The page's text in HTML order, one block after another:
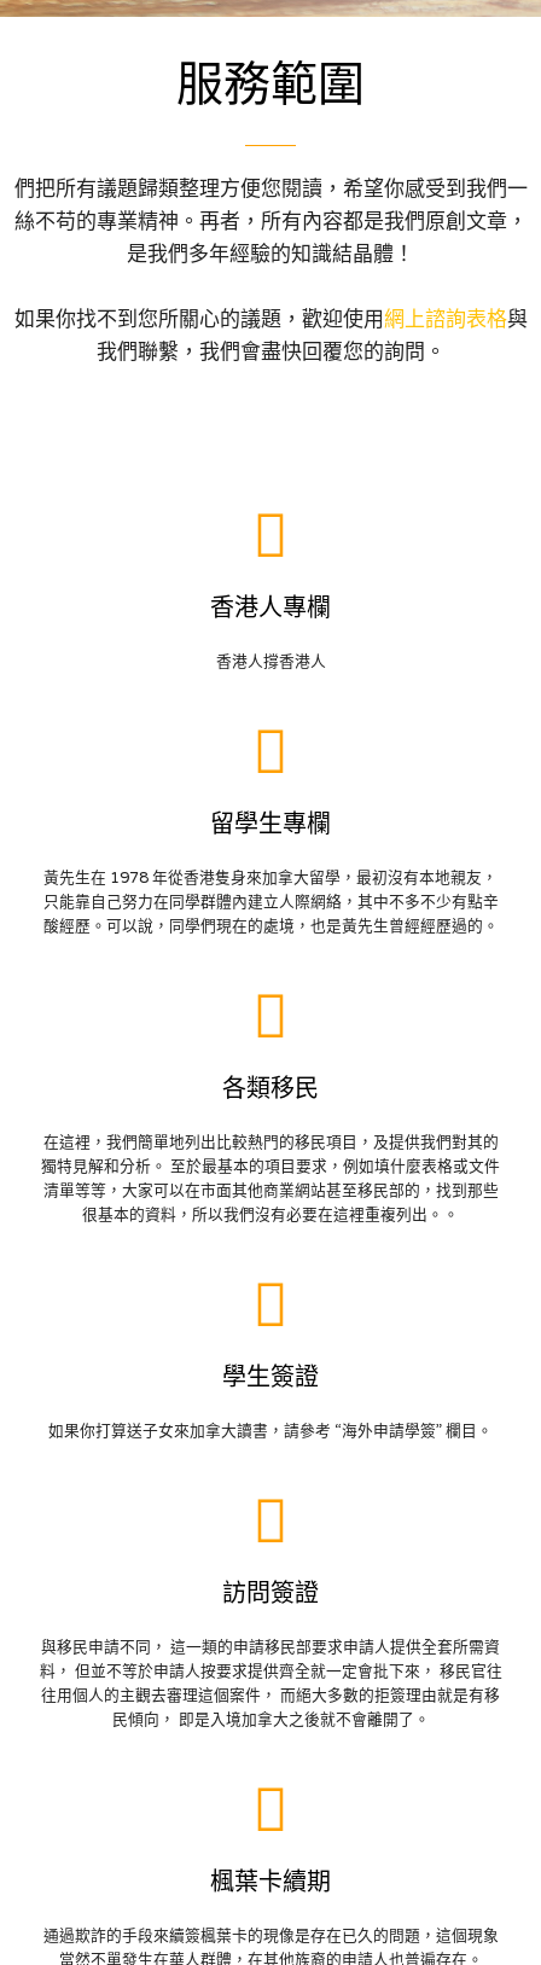
服務範圍
們把所有議題歸類整理方便您閱讀，希望你感受到我們一
絲不苟的專業精神。再者，所有內容都是我們原創文章，
是我們多年經驗的知識結晶體！
如果你找不到您所關心的議題，歡迎使用網上諮詢表格與
我們聯繫，我們會盡快回覆您的詢問。
香港人專欄
香港人撐香港人
留學生專欄
黃先生在 1978 年從香港隻身來加拿大留學，最初沒有本地親友，
只能靠自己努力在同學群體內建立人際網絡，其中不多不少有點辛
酸經歷。可以說，同學們現在的處境，也是黃先生曾經經歷過的。
各類移民
在這裡，我們簡單地列出比較熱門的移民項目，及提供我們對其的
獨特見解和分析。 至於最基本的項目要求，例如填什麼表格或文件
清單等等，大家可以在市面其他商業網站甚至移民部的，找到那些
很基本的資料，所以我們沒有必要在這裡重複列出。。
學生簽證
如果你打算送子女來加拿大讀書，請參考 “海外申請學簽” 欄目。
訪問簽證
與移民申請不同， 這一類的申請移民部要求申請人提供全套所需資
料， 但並不等於申請人按要求提供齊全就一定會批下來， 移民官往
往用個人的主觀去審理這個案件， 而絕大多數的拒簽理由就是有移
民傾向， 即是入境加拿大之後就不會離開了。
楓葉卡續期
通過欺詐的手段來續簽楓葉卡的現像是存在已久的問題，這個現象
當然不單發生在華人群體，在其他族裔的申請人也普遍存在。